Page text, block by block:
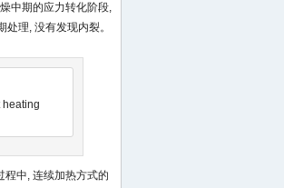
中期的应力转化阶段,
理, 没有发现内裂。
heating
程中, 连续加热方式的